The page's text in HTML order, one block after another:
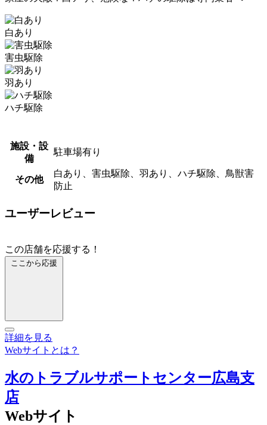
白あり
害虫駆除
羽あり
ハチ駆除
施設・設
備
駐車場有り
その他
白あり、害虫駆除、羽あり、ハチ駆除、鳥獣害
防止
ユーザーレビュー
この店舗を応援する！
ここから応援
詳細を見る
Webサイトとは？
水のトラブルサポートセンター広島支
店
Webサイト